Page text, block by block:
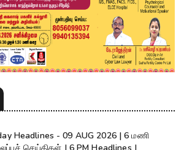
Headlines - 09 AUG 2026 | 6 மணி